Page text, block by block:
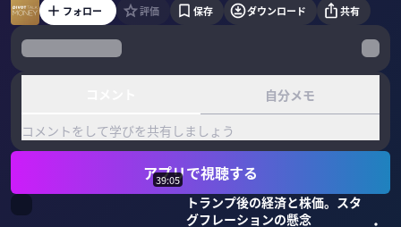
フォロー 評価 保存 ダウンロード 共有
自分メモ
コメントをして学びを共有しましょう
アプリで視聴する
39:05
トランプ後の経済と株価。スタ
グフレーションの懸念